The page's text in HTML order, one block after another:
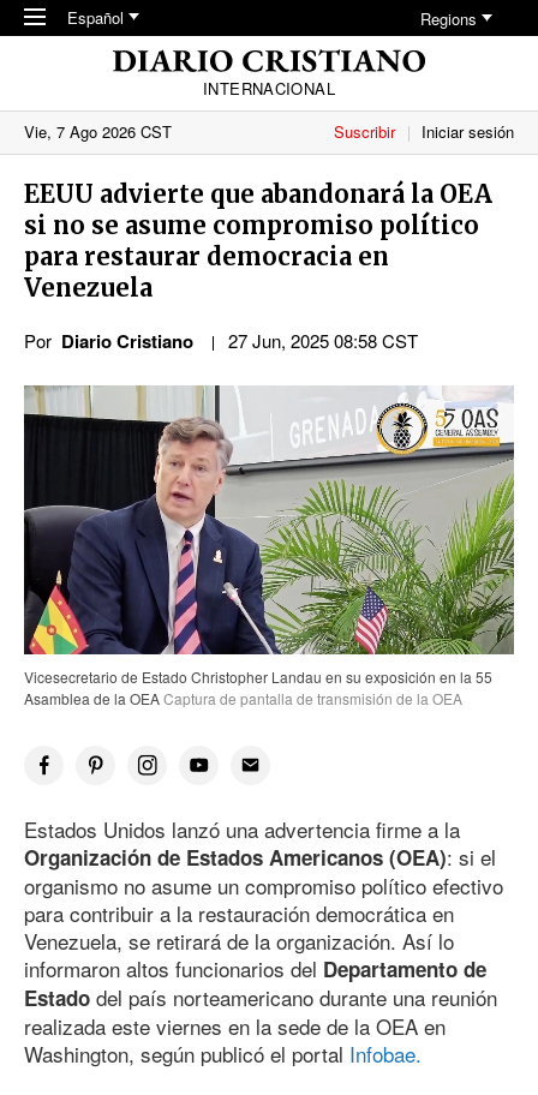
Skip to main content
Español Regions
INTERNACIONAL
Vie, 7 Ago 2026 CST
Suscribir Iniciar sesión
EEUU advierte que abandonará la OEA
si no se asume compromiso político
para restaurar democracia en
Venezuela
Por Diario Cristiano 27 Jun, 2025 08:58 CST
Vicesecretario de Estado Christopher Landau en su exposición en la 55
Asamblea de la OEACaptura de pantalla de transmisión de la OEA
Estados Unidos lanzó una advertencia firme a la
Organización de Estados Americanos (OEA): si el
organismo no asume un compromiso político efectivo
para contribuir a la restauración democrática en
Venezuela, se retirará de la organización. Así lo
informaron altos funcionarios del Departamento de
Estado del país norteamericano durante una reunión
realizada este viernes en la sede de la OEA en
Washington, según publicó el portal Infobae.